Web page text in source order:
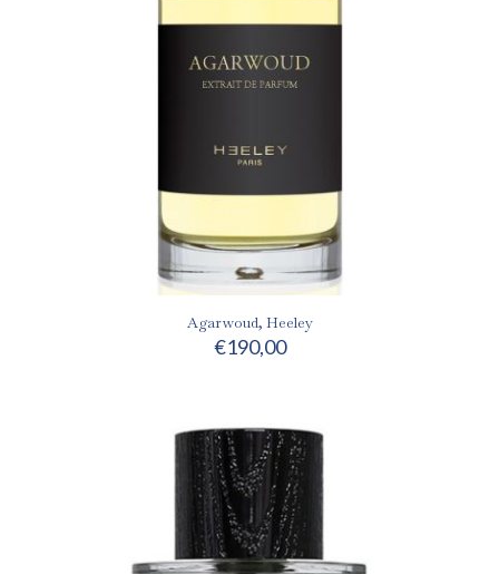
Agarwoud, Heeley
€190,00